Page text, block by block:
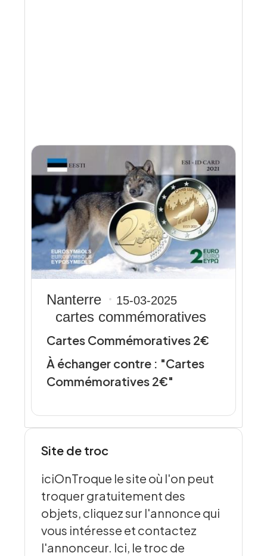
Nanterre 15-03-2025
cartes commémoratives
Cartes Commémoratives 2€
À échanger contre : "Cartes
Commémoratives 2€"
Site de troc
iciOnTroque le site où l'on peut
troquer gratuitement des
objets, cliquez sur l'annonce qui
vous intéresse et contactez
l'annonceur. Ici, le troc de